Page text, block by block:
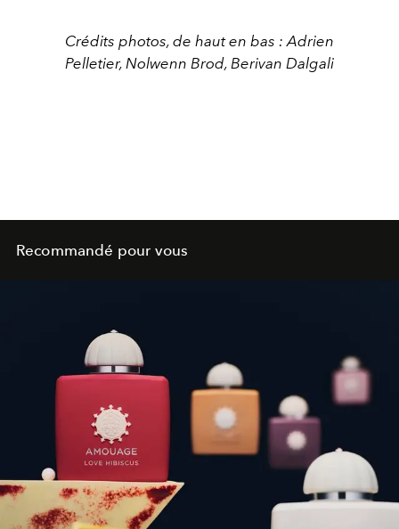
Crédits photos, de haut en bas : Adrien
Pelletier, Nolwenn Brod, Berivan Dalgali
Recommandé pour vous